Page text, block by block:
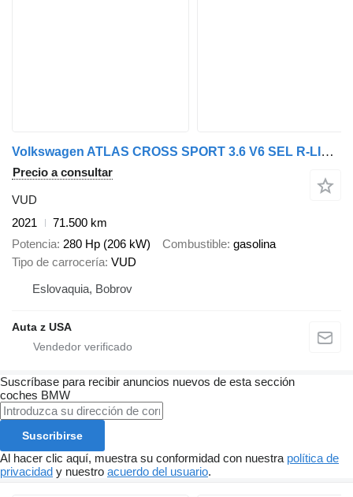
Volkswagen ATLAS CROSS SPORT 3.6 V6 SEL R-LINE - V preprave z USA
Precio a consultar
VUD
2021
71.500 km
Potencia 280 Hp (206 kW) Combustible gasolina
Tipo de carrocería VUD
Eslovaquia, Bobrov
Auta z USA
Suscríbase para recibir anuncios nuevos de esta sección
coches BMW
Suscribirse
Al hacer clic aquí, muestra su conformidad con nuestra política de
privacidad y nuestro acuerdo del usuario.